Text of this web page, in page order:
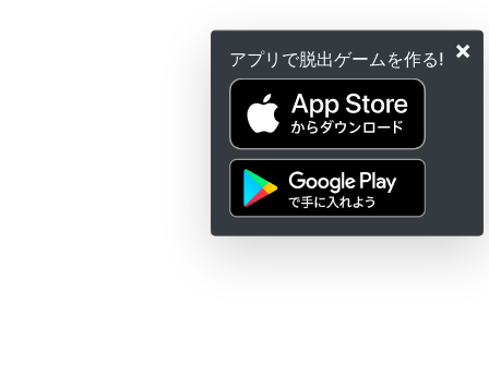
×
アプリで脱出ゲームを作る!